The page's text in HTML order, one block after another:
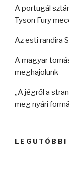
A portugál
Tyson Fury
Az esti randira
A magyar
meghajolunk
„A jégről a
meg nyári